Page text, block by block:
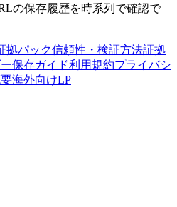
の保存履歴を時系列で確認で
拠パック信頼性・検証方法証拠
保存ガイド利用規約プライバシ
海外向けLP